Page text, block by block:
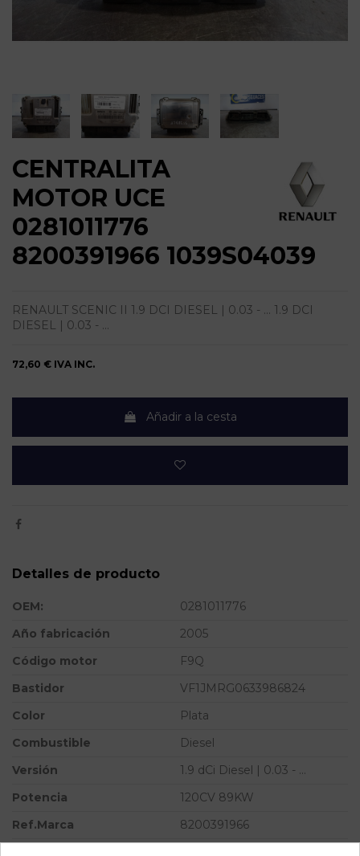
CENTRALITA
MOTOR UCE
0281011776
8200391966 1039S04039
RENAULT SCENIC II 1.9 DCI DIESEL | 0.03 - ... 1.9 DCI
DIESEL | 0.03 - ...
72,60 € IVA INC.
Añadir a la cesta
Detalles de producto
OEM:
0281011776
Año fabricación
2005
Código motor
F9Q
Bastidor
VF1JMRG0633986824
Color
Plata
Combustible
Diesel
Versión
1.9 dCi Diesel | 0.03 - ...
Potencia
120CV 89KW
Ref.Marca
8200391966